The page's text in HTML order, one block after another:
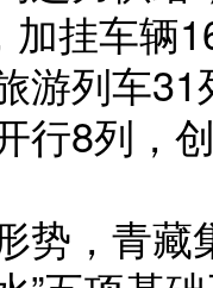
挂车辆
游列车
行8列，
，青藏